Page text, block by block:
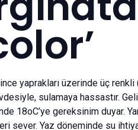
yaprakları üzerinde üç renkli
sulamaya hassastır.
18oC’ye gereksinim duyar.
sever. Yaz döneminde su